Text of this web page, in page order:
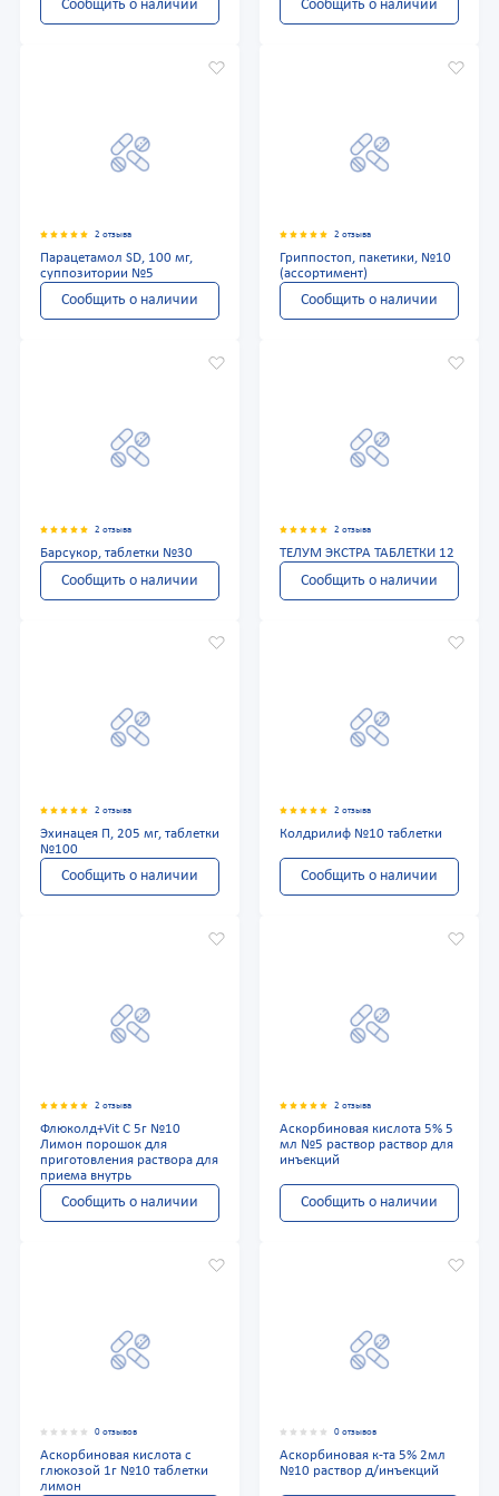
Сообщить о наличии Сообщить о наличии
2 отзыва
Парацетамол SD, 100 мг,
суппозитории №5
Сообщить о наличии
2 отзыва
Гриппостоп, пакетики, №10
(ассортимент)
Сообщить о наличии
2 отзыва
Барсукор, таблетки №30
Сообщить о наличии
2 отзыва
ТЕЛУМ ЭКСТРА ТАБЛЕТКИ 12
Сообщить о наличии
2 отзыва
Эхинацея П, 205 мг, таблетки
№100
Сообщить о наличии
2 отзыва
Колдрилиф №10 таблетки
Сообщить о наличии
2 отзыва
Флюколд+Vit C 5г №10
Лимон порошок для
приготовления раствора для
приема внутрь
Сообщить о наличии
2 отзыва
Аскорбиновая кислота 5% 5
мл №5 раствор раствор для
инъекций
Сообщить о наличии
0 отзывов
Аскорбиновая кислота с
глюкозой 1г №10 таблетки
лимон
0 отзывов
Аскорбиновая к-та 5% 2мл
№10 раствор д/инъекций